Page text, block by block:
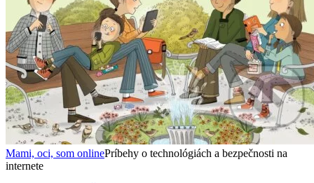
Mami, oci, som onlinePríbehy o technológiách a bezpečnosti na
internete